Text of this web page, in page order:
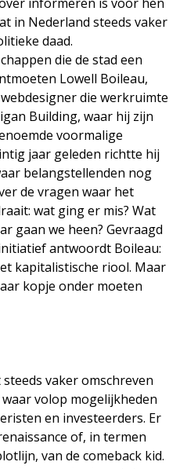
in Nederland steeds vaker
daad.
die de stad een
Lowell Boileau,
die werkruimte
Building, waar hij zijn
voormalige
jaar geleden richtte hij
belangstellenden nog
de vragen waar het
wat ging er mis? Wat
gaan we heen? Gevraagd
antwoordt Boileau:
kapitalistische riool. Maar
kopje onder moeten
vaker omschreven
volop mogelijkheden
en investeerders. Er
of, in termen
van de comeback kid.